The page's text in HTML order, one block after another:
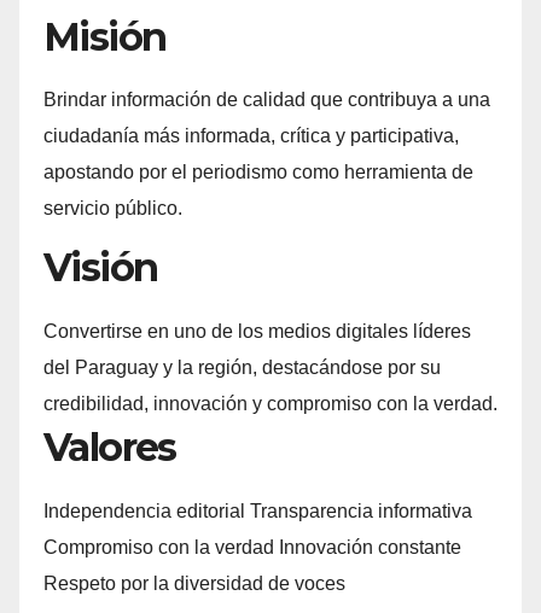
Misión
Brindar información de calidad que contribuya a una
ciudadanía más informada, crítica y participativa,
apostando por el periodismo como herramienta de
servicio público.
Visión
Convertirse en uno de los medios digitales líderes
del Paraguay y la región, destacándose por su
credibilidad, innovación y compromiso con la verdad.
Valores
Independencia editorial Transparencia informativa
Compromiso con la verdad Innovación constante
Respeto por la diversidad de voces